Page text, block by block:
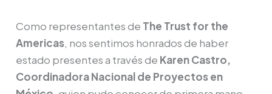
Como representantes de The Trust for the
Americas, nos sentimos honrados de haber
estado presentes a través de Karen Castro,
Coordinadora Nacional de Proyectos en